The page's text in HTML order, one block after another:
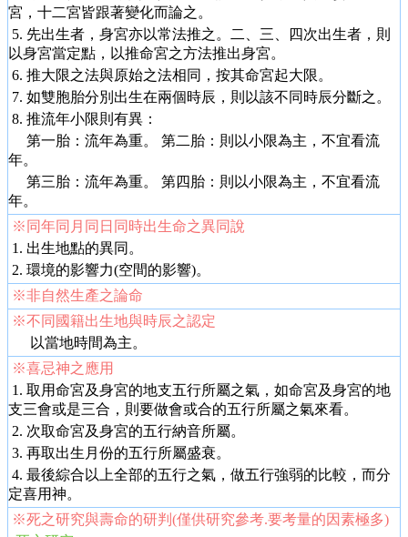
宮，十二宮皆跟著變化而論之。
5. 先出生者，身宮亦以常法推之。二、三、四次出生者，則
以身宮當定點，以推命宮之方法推出身宮。
6. 推大限之法與原始之法相同，按其命宮起大限。
7. 如雙胞胎分別出生在兩個時辰，則以該不同時辰分斷之。
8. 推流年小限則有異：
第一胎：流年為重。 第二胎：則以小限為主，不宜看流
年。
第三胎：流年為重。 第四胎：則以小限為主，不宜看流
年。
※同年同月同日同時出生命之異同說
1. 出生地點的異同。
2. 環境的影響力(空間的影響)。
※非自然生產之論命
※不同國籍出生地與時辰之認定
以當地時間為主。
※喜忌神之應用
1. 取用命宮及身宮的地支五行所屬之氣，如命宮及身宮的地
支三會或是三合，則要做會或合的五行所屬之氣來看。
2. 次取命宮及身宮的五行納音所屬。
3. 再取出生月份的五行所屬盛衰。
4. 最後綜合以上全部的五行之氣，做五行強弱的比較，而分
定喜用神。
※死之研究與壽命的研判(僅供研究參考.要考量的因素極多)